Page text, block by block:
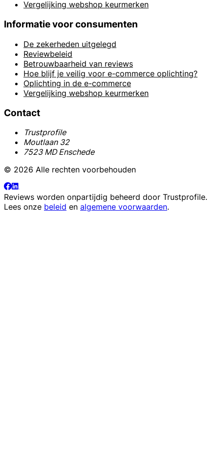
Vergelijking webshop keurmerken
Informatie voor consumenten
De zekerheden uitgelegd
Reviewbeleid
Betrouwbaarheid van reviews
Hoe blijf je veilig voor e-commerce oplichting?
Oplichting in de e-commerce
Vergelijking webshop keurmerken
Contact
Trustprofile
Moutlaan 32
7523 MD Enschede
© 2026 Alle rechten voorbehouden
Reviews worden onpartijdig beheerd door Trustprofile.
Lees onze beleid en algemene voorwaarden.